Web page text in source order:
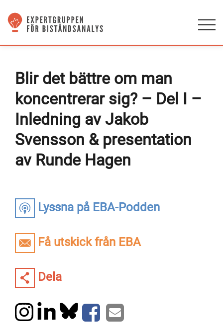
Lyssna på EBA-Podden
Få utskick från EBA
Dela
Blir det bättre om man
koncentrerar sig? – Del I –
Inledning av Jakob
Svensson & presentation
av Runde Hagen